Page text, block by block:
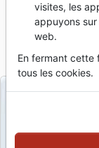
Mot d'ordre
Editeur Uljö
visites, les
appuyons
web.
En fermant cette
tous les cookies.